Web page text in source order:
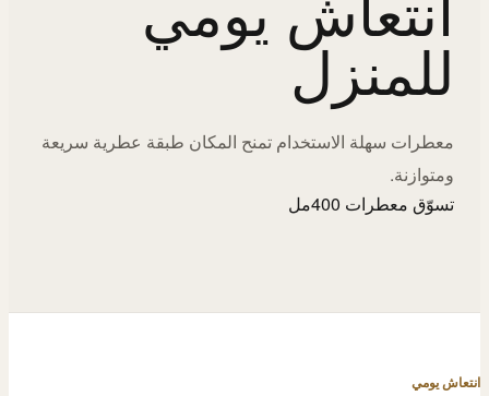
للمنزل
معطرات سهلة الاستخدام تمنح المكان طبقة عطرية سريعة
ومتوازنة.
تسوّق معطرات 400مل
انتعاش يومي